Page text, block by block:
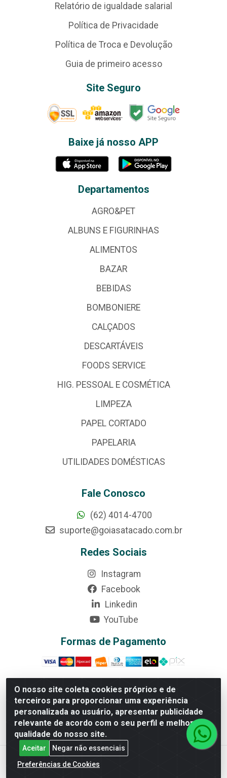
O nosso site coleta cookies próprios e de
terceiros para proporcionar uma experiência
personalizada ao usuário, apresentar publicidade
relevante de acordo com o seu perfil e melhorar a
qualidade do nosso site.
Aceitar
Negar não essenciais
Preferências de Cookies
Relatório de igualdade salarial
Política de Privacidade
Política de Troca e Devolução
Guia de primeiro acesso
Site Seguro
Baixe já nosso APP
Departamentos
AGRO&PET
ALBUNS E FIGURINHAS
ALIMENTOS
BAZAR
BEBIDAS
BOMBONIERE
CALÇADOS
DESCARTÁVEIS
FOODS SERVICE
HIG. PESSOAL E COSMÉTICA
LIMPEZA
PAPEL CORTADO
PAPELARIA
UTILIDADES DOMÉSTICAS
Fale Conosco
(62) 4014-4700
suporte@goiasatacado.com.br
Redes Sociais
Instagram
Facebook
Linkedin
YouTube
Formas de Pagamento
Rede Brasil - Avenida Universitária, nº 3860, Jardim das
Américas II Etapa - Anápolis/GO - CEP 75070-415 -
CNPJ 07.728.073/0002-24